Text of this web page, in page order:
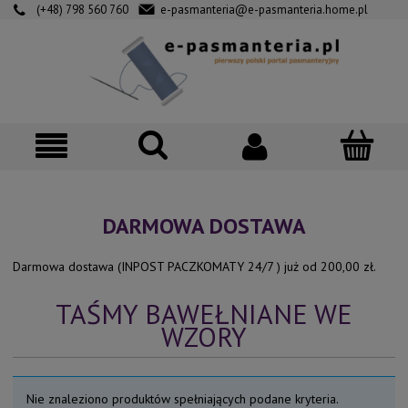
(+48) 798 560 760 e-pasmanteria@e-pasmanteria.home.pl
DARMOWA DOSTAWA
Darmowa dostawa (INPOST PACZKOMATY 24/7 ) już od 200,00 zł.
TAŚMY BAWEŁNIANE WE
WZORY
Nie znaleziono produktów spełniających podane kryteria.